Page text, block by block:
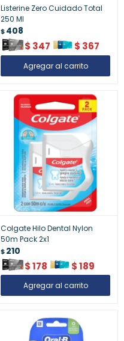
Listerine Zero Cuidado Total
250 Ml
$408
$ 347 $ 367
Colgate Hilo Dental Nylon
50m Pack 2x1
$210
$178 $189